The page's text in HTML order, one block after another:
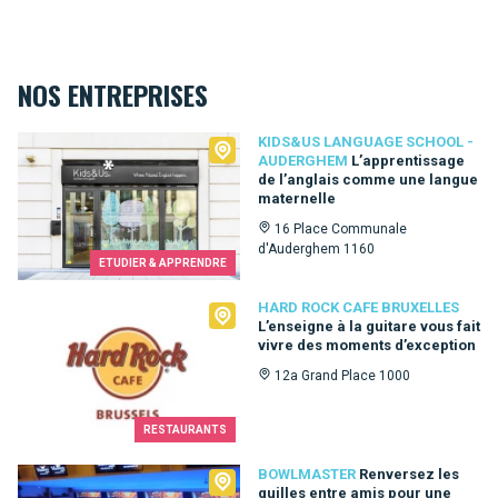
NOS ENTREPRISES
ETUDIER & APPRENDRE
KIDS&US LANGUAGE SCHOOL -
AUDERGHEM L’apprentissage
de l’anglais comme une langue
maternelle
16 Place Communale
d'Auderghem 1160
Kids&Us language school - Auderghem
RESTAURANTS
HARD ROCK CAFE BRUXELLES
L’enseigne à la guitare vous fait
vivre des moments d’exception
12a Grand Place 1000
Hard Rock Cafe Bruxelles
BOWLMASTER Renversez les
quilles entre amis pour une
Bowlmaster